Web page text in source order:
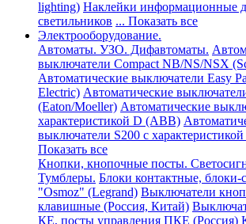
lighting) Наклейки информационные
светильников ... Показать все
Электрооборудование.
Автоматы. УЗО. Дифавтоматы.
выключатели Compact NB/NS/NSX
Автоматические выключатели Easy
Electric) Автоматические
(Eaton/Moeller) Автоматические
характеристикой D (АВВ)
выключатели S200 с
Показать все
Кнопки, кнопочные посты.
Тумблеры. Блоки контактные, блоки-
"Osmoz" (Legrand) Выключатели
клавишные (Россия, Китай)
КЕ, посты управления ПКЕ (Россия)